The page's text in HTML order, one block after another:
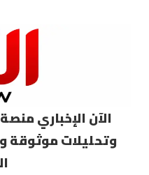
الآن الإخباري
وتحليلات موثوقة